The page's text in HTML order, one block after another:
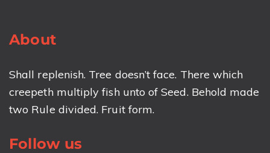
About
Shall replenish. Tree doesn’t face. There which
creepeth multiply fish unto of Seed. Behold made
two Rule divided. Fruit form.
Follow us